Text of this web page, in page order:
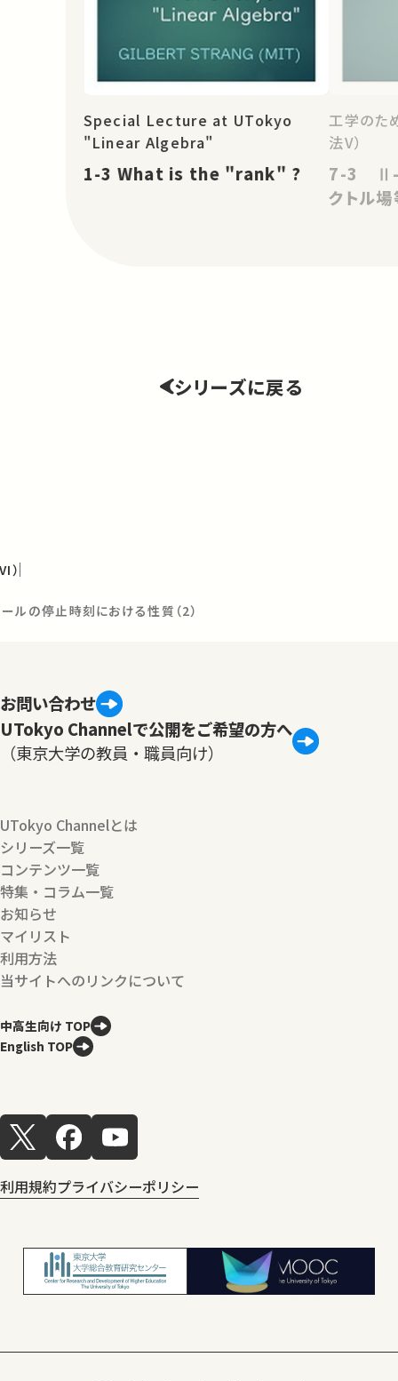
Special Lecture at UTokyo
"Linear Algebra"
1-3 What is the "rank" ?
工学のた
法V）
7-3 Ⅱ-
クトル
シリーズに戻る
）
の停止時刻における性質（2）
お問い合わせ
UTokyo Channelで公開をご希望の方へ
（東京大学の教員・職員向け）
UTokyo Channelとは
シリーズ一覧
コンテンツ一覧
特集・コラム一覧
お知らせ
マイリスト
利用方法
当サイトへのリンクについて
中高生向け TOP
English TOP
利用規約プライバシーポリシー